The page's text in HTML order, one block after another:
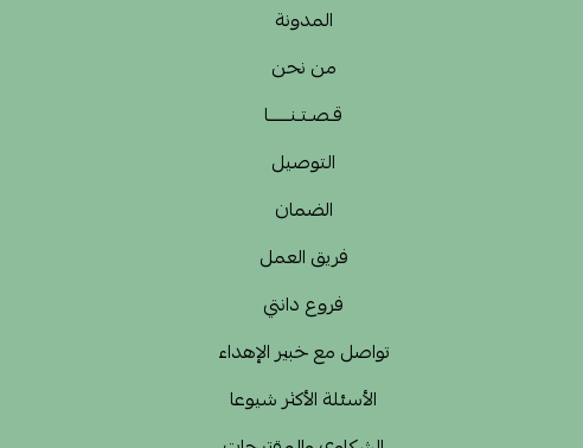
المدونة
من نحن
قـصـتـنــــــا
التوصيل
الضمان
فريق العمل
فروع دانتي
تواصل مع خبير الإهداء
الأسئلة الأكثر شيوعا